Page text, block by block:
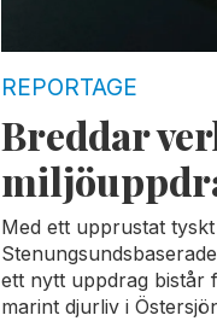
REPORTAGE
Breddar
Med ett upprustat
ett nytt uppdrag bistår
marint djurliv i